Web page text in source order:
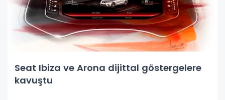
Seat Ibiza ve Arona dijittal göstergelere
kavuştu